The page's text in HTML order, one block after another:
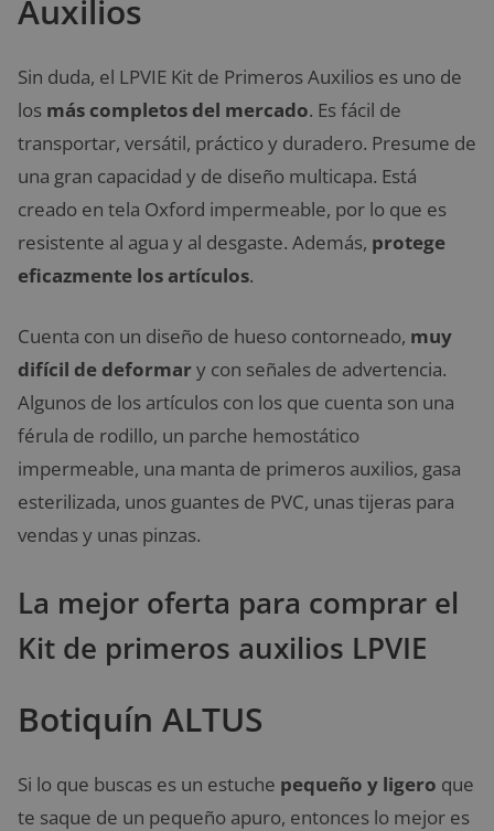
Auxilios
Sin duda, el LPVIE Kit de Primeros Auxilios es uno de
los más completos del mercado. Es fácil de
transportar, versátil, práctico y duradero. Presume de
una gran capacidad y de diseño multicapa. Está
creado en tela Oxford impermeable, por lo que es
resistente al agua y al desgaste. Además, protege
eficazmente los artículos.
Cuenta con un diseño de hueso contorneado, muy
difícil de deformary con señales de advertencia.
Algunos de los artículos con los que cuenta son una
férula de rodillo, un parche hemostático
impermeable, una manta de primeros auxilios, gasa
esterilizada, unos guantes de PVC, unas tijeras para
vendas y unas pinzas.
La mejor oferta para comprar el
Kit de primeros auxilios LPVIE
Botiquín ALTUS
Si lo que buscas es un estuche pequeño y ligero que
te saque de un pequeño apuro, entonces lo mejor es